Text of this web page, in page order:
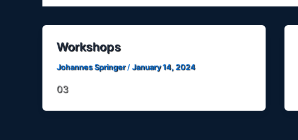
Workshops
Johannes Springer/January 14, 2024
03